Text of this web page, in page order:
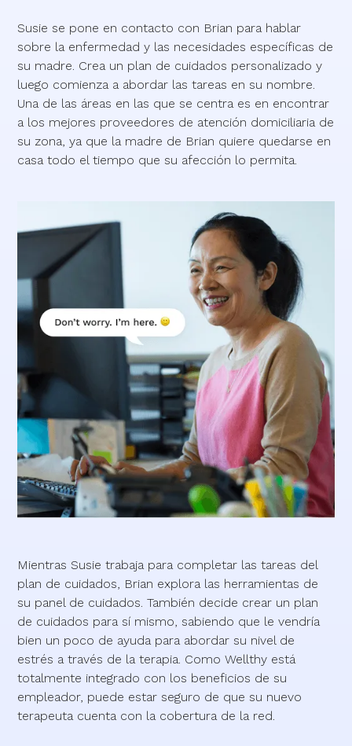
Susie se pone en contacto con Brian para hablar
sobre la enfermedad y las necesidades específicas de
su madre. Crea un plan de cuidados personalizado y
luego comienza a abordar las tareas en su nombre.
Una de las áreas en las que se centra es en encontrar
a los mejores proveedores de atención domiciliaria de
su zona, ya que la madre de Brian quiere quedarse en
casa todo el tiempo que su afección lo permita.
Mientras Susie trabaja para completar las tareas del
plan de cuidados, Brian explora las herramientas de
su panel de cuidados. También decide crear un plan
de cuidados para sí mismo, sabiendo que le vendría
bien un poco de ayuda para abordar su nivel de
estrés a través de la terapia. Como Wellthy está
totalmente integrado con los beneficios de su
empleador, puede estar seguro de que su nuevo
terapeuta cuenta con la cobertura de la red.